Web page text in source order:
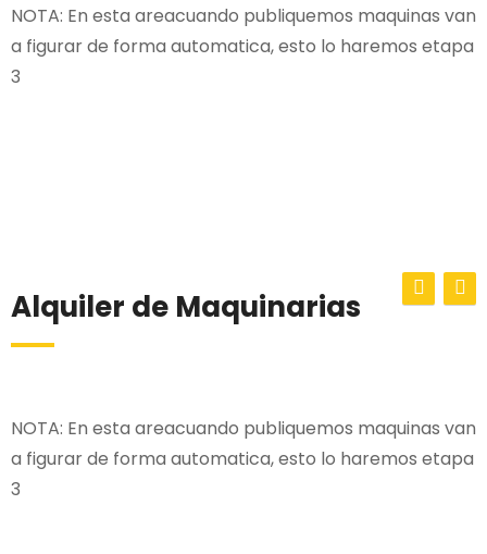
NOTA: En esta areacuando publiquemos maquinas van
a figurar de forma automatica, esto lo haremos etapa
3
Alquiler de Maquinarias
NOTA: En esta areacuando publiquemos maquinas van
a figurar de forma automatica, esto lo haremos etapa
3